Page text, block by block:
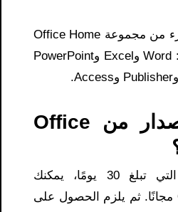
هذه التطبيقات هي جزء من مجموعة Office Home
& Student لعام 2019: Word وExcel وPowerPoint
هل أحدث إصدار من Office
خلال فترة التجربة التي تبلغ 30 يومًا، يمكنك
استخدام Office 2019 مجانًا. ثم يلزم الحصول على